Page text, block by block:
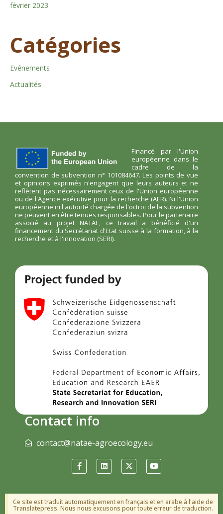
février 2023
Catégories
Evénements
Actualités
Financé par l'Union
européenne dans le
cadre de la
convention de subvention n° 101084647. Les points de vue
et opinions exprimés n'engagent que leurs auteurs et ne
reflètent pas nécessairement ceux de l'Union européenne
ou de l'Agence exécutive pour la recherche (AER). Ni l'Union
européenne ni l'autorité chargée de l'octroi de la subvention
ne peuvent en être tenues responsables. Pour le partenaire
associé au projet NATAE, ce travail a bénéficié d'un
financement du Secrétariat d'Etat suisse à la formation, à la
recherche et à l'innovation (SERI).
Contact info
contact@natae-agroecology.eu
Ce site est traduit automatiquement en français et en arabe à l'aide de
Translatepress. Nous nous excusons pour toute erreur de traduction.